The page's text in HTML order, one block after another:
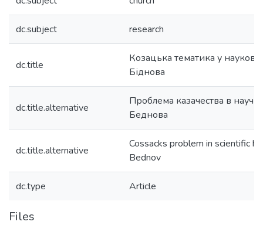
dc.subject research
dc.title
Козацька тематика у
Біднова
dc.title.alternative
Проблема казачества в
Беднова
dc.title.alternative
Cossacks problem in scientific
Bednov
dc.type Article
Files